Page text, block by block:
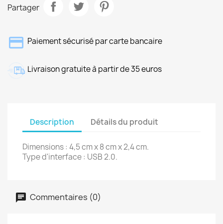
Partager
Paiement sécurisé par carte bancaire
Livraison gratuite à partir de 35 euros
Description Détails du produit
Dimensions : 4,5 cm x 8 cm x 2,4 cm.
Type d'interface : USB 2.0.
Commentaires (0)